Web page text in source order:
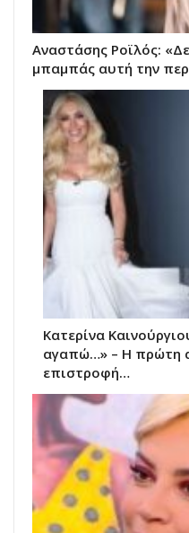
Αναστάσης Ροϊλός:
μπαμπάς αυτή την
Κατερίνα
αγαπώ…» – Η πρώτη
επιστροφή…